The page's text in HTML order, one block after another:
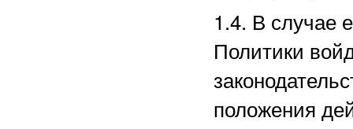
1.4. В случае
Политики
положения